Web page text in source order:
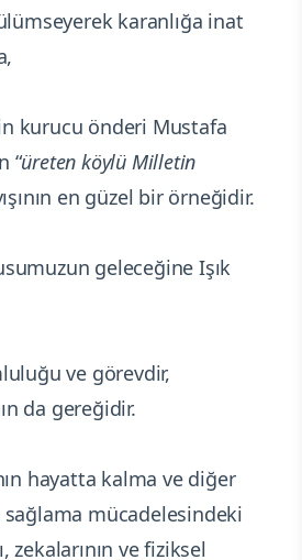
karanlığa inat
kurucu önderi Mustafa
“üreten köylü Milletin
en güzel bir örneğidir.
geleceğine Işık
ve görevdir,
da gereğidir.
hayatta kalma ve diğer
mücadelesindeki
zekalarının ve fiziksel